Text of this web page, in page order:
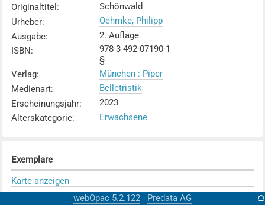
Originaltitel :
Schönwald
Urheber:
Oehmke, Philipp
Ausgabe:
2. Auflage
ISBN :
978-3-492-07190-1
§
Verlag:
München : Piper
Medienart:
Belletristik
Erscheinungsjahr:
2023
Alterskategorie: Erwachsene
Exemplare
Karte anzeigen
BFS Winterthur
webOpac 5.2.122 - Predata AG